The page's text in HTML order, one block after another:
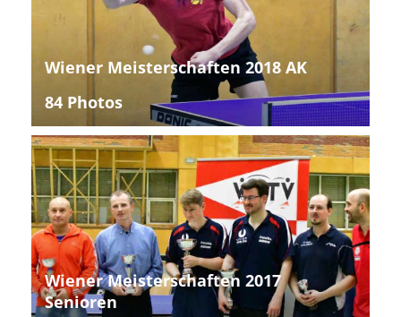
Wiener Meisterschaften 2018 AK
84 Photos
Wiener Meisterschaften 2017
Senioren